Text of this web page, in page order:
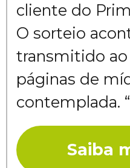
cliente do
O sorteio
transmitido ao
páginas de
contemplada.
Saiba